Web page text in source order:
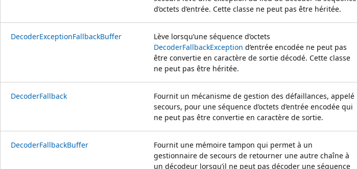
d’octets d’entrée. Cette classe ne peut pas être héritée.
DecoderExceptionFallbackBuffer
Lève lorsqu’une séquence d’octets
DecoderFallbackException d’entrée encodée ne peut pas
être convertie en caractère de sortie décodé. Cette classe
ne peut pas être héritée.
DecoderFallback
Fournit un mécanisme de gestion des défaillances, appelé
secours, pour une séquence d’octets d’entrée encodée qui
ne peut pas être convertie en caractère de sortie.
DecoderFallbackBuffer
Fournit une mémoire tampon qui permet à un
gestionnaire de secours de retourner une autre chaîne à
un décodeur lorsqu’il ne peut pas décoder une séquence